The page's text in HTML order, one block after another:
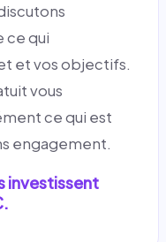
ce qui
et vos objectifs.
vous
ce qui est
engagement.
investissent